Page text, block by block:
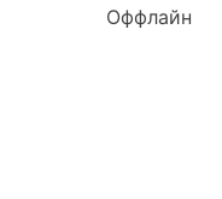
Оффлайн